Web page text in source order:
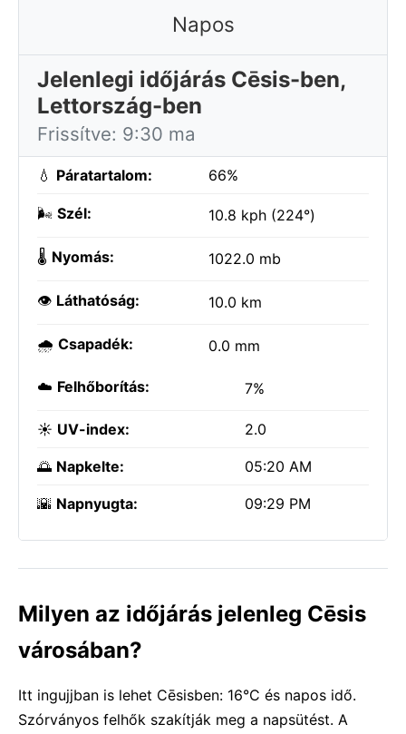
Napos
Jelenlegi időjárás Cēsis-ben,
Lettország-ben
Frissítve: 9:30 ma
💧 Páratartalom: 66%
🌬️ Szél: 10.8 kph (224°)
🌡️ Nyomás: 1022.0 mb
👁️ Láthatóság: 10.0 km
🌧️ Csapadék: 0.0 mm
☁️ Felhőborítás: 7%
☀️ UV-index: 2.0
🌅 Napkelte: 05:20 AM
🌇 Napnyugta: 09:29 PM
Milyen az időjárás jelenleg Cēsis
városában?
Itt ingujjban is lehet Cēsisben: 16°C és napos idő.
Szórványos felhők szakítják meg a napsütést. A